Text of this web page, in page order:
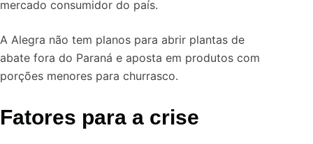
mercado consumidor do país.
A Alegra não tem planos para abrir plantas de
abate fora do Paraná e aposta em produtos com
porções menores para churrasco.
Fatores para a crise